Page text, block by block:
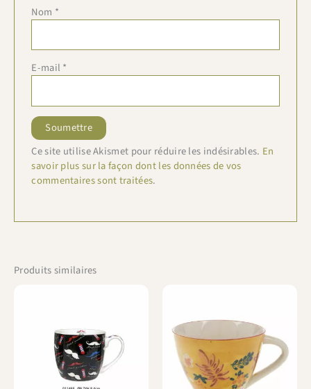
Nom *
E-mail *
Ce site utilise Akismet pour réduire les indésirables. En
savoir plus sur la façon dont les données de vos
commentaires sont traitées.
Produits similaires